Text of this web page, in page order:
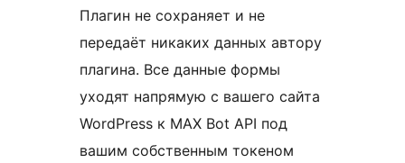
Плагин не сохраняет и не
передаёт никаких данных автору
плагина. Все данные формы
уходят напрямую с вашего сайта
WordPress к MAX Bot API под
вашим собственным токеном